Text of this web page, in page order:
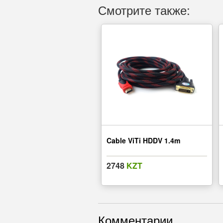
Смотрите также:
Cable ViTi HDDV 1.4m
2748 KZT